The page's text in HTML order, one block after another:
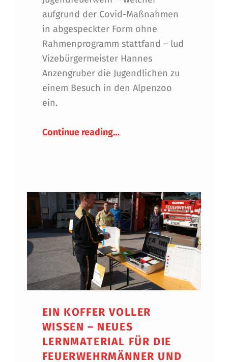
aufgrund der Covid-Maßnahmen
in abgespeckter Form ohne
Rahmenprogramm stattfand – lud
Vizebürgermeister Hannes
Anzengruber die Jugendlichen zu
einem Besuch in den Alpenzoo
ein.
Continue reading…
EIN KOFFER VOLLER
WISSEN – NEUES
LERNMATERIAL FÜR DIE
FEUERWEHRMÄNNER UND